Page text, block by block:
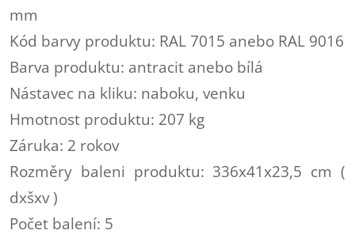
mm
Kód barvy produktu: RAL 7015 anebo RAL 9016
Barva produktu: antracit anebo bílá
Nástavec na kliku: naboku, venku
Hmotnost produktu: 207 kg
Záruka: 2 rokov
Rozměry baleni produktu: 336x41x23,5 cm (
dxšxv )
Počet balení: 5